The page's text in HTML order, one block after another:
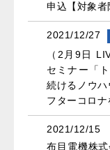
申込【対象者
2021/12/27
（2月9日
セミナー「
続けるノウ
フターコロナ
2021/12/15
布目電機株